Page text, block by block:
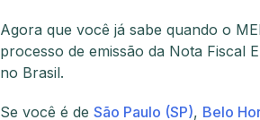
Agora que você já sabe quando o
processo de emissão da Nota Fiscal
no Brasil.
Se você é de São Paulo (SP), Belo